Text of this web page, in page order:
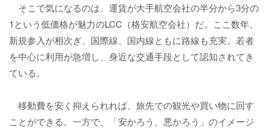
そこで気になるのは、運賃が大手航空会社の半分から3分の
1という低価格が魅力のLCC（格安航空会社）だ。ここ数年、
新規参入が相次ぎ、国際線、国内線ともに路線も充実。若者
を中心に利用が急増し、身近な交通手段として認知されてき
ている。
移動費を安く抑えられれば、旅先での観光や買い物に回す
ことができる。一方で、「安かろう、悪かろう」のイメージ